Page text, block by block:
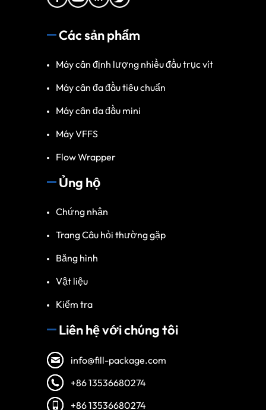
Các sản phẩm
Máy cân định lượng nhiều đầu trục vít
Máy cân đa đầu tiêu chuẩn
Máy cân đa đầu mini
Máy VFFS
Flow Wrapper
Ủng hộ
Chứng nhận
Trang Câu hỏi thường gặp
Băng hình
Vật liệu
Kiểm tra
Liên hệ với chúng tôi
info@fill-package.com
+86 13536680274
+86 13536680274